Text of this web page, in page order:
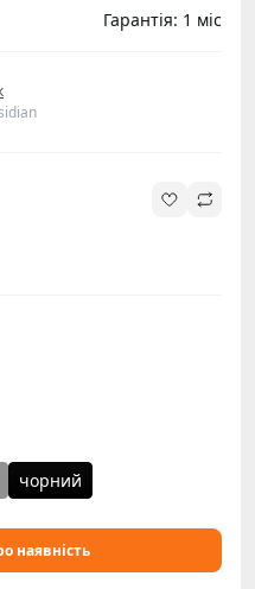
Гарантія: 1 міс
чорний
наявність